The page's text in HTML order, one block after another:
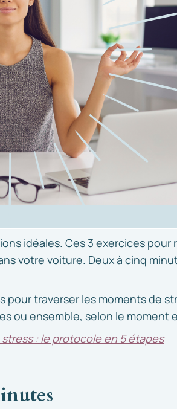
idéales. Ces 3 exercices pour
votre voiture. Deux à cinq
traverser les moments de
ou ensemble, selon le moment
: le protocole en 5 étapes